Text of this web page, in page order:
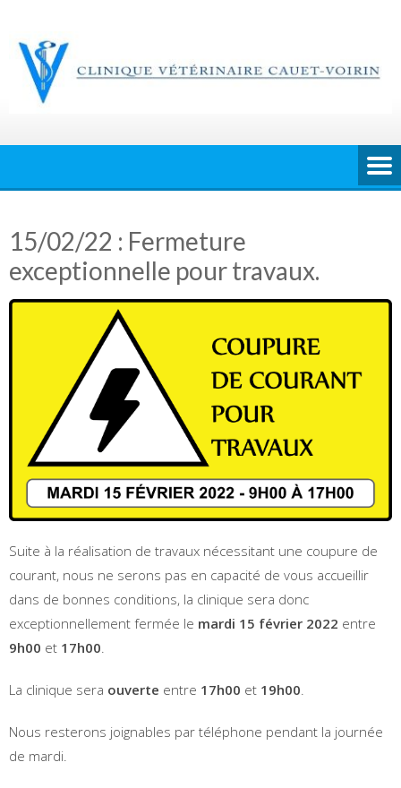
content
15/02/22 : Fermeture
exceptionnelle pour travaux.
Suite à la réalisation de travaux nécessitant une coupure de
courant, nous ne serons pas en capacité de vous accueillir
dans de bonnes conditions, la clinique sera donc
exceptionnellement fermée le mardi 15 février 2022 entre
9h00 et 17h00.
La clinique sera ouverte entre 17h00 et 19h00.
Nous resterons joignables par téléphone pendant la journée
de mardi.